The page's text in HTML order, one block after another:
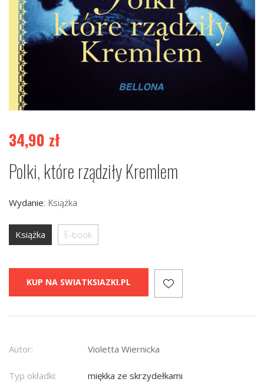
34,90 zł
Polki, które rządziły Kremlem
Wydanie: Książka
Książka E-book
KUP NA SWIATKSIAZKI.PL
Autor: Violetta Wiernicka
Typ okładki: miękka ze skrzydełkami